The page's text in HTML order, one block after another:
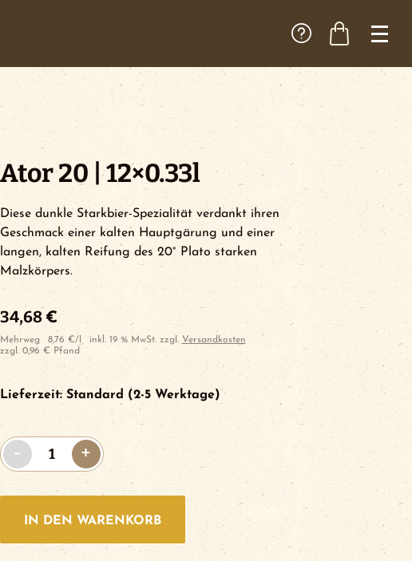
Ator 20 | 12×0.33l
34,68 €
Mehrweg 8,76 €/ inkl. 19 % MwSt. zzgl. Versandkosten
zzgl. 0,96 € Pfand
Diese dunkle Starkbier-Spezialität verdankt ihren
Geschmack einer kalten Hauptgärung und einer
langen, kalten Reifung des 20° Plato starken
Malzkörpers.
Lieferzeit:Standard (2-5 Werktage)
+
-
Ator
20
|
MengeIN DEN WARENKORB